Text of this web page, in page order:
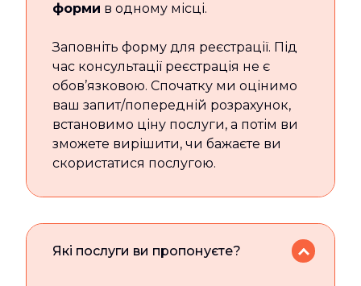
форми в одному місці.
Заповніть форму для реєстрації. Під
час консультації реєстрація не є
обов’язковою. Спочатку ми оцінимо
ваш запит/попередній розрахунок,
встановимо ціну послуги, а потім ви
зможете вирішити, чи бажаєте ви
скористатися послугою.
Які послуги ви пропонуєте?